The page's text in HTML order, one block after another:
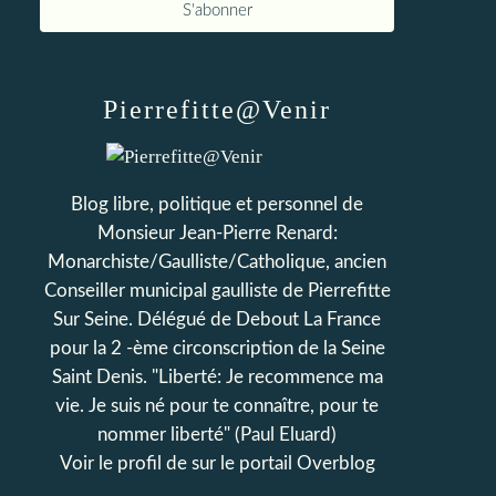
Pierrefitte@Venir
Blog libre, politique et personnel de
Monsieur Jean-Pierre Renard:
Monarchiste/Gaulliste/Catholique, ancien
Conseiller municipal gaulliste de Pierrefitte
Sur Seine. Délégué de Debout La France
pour la 2 -ème circonscription de la Seine
Saint Denis. "Liberté: Je recommence ma
vie. Je suis né pour te connaître, pour te
nommer liberté" (Paul Eluard)
Voir le profil de sur le portail Overblog